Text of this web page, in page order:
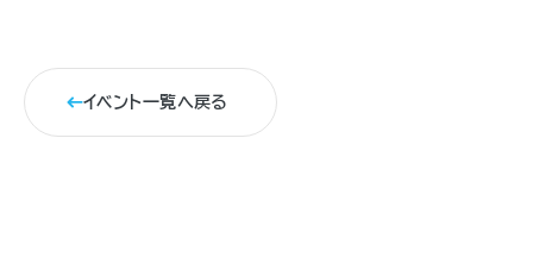
イベント一覧へ戻る